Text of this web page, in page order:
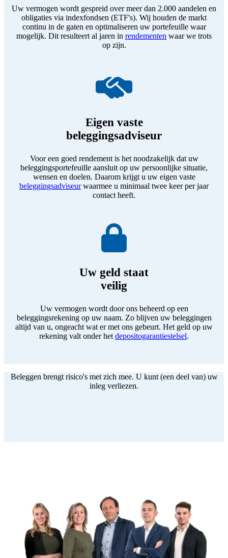
Uw vermogen wordt gespreid over meer dan 2.000 aandelen en
obligaties via indexfondsen (ETF's). Wij houden de markt
continu in de gaten en optimaliseren uw portefeuille waar
mogelijk. Dit resulteert al jaren in rendementen waar we trots
op zijn.
Eigen vaste
beleggingsadviseur
Voor een goed rendement is het noodzakelijk dat uw
beleggingsportefeuille aansluit op uw persoonlijke situatie,
wensen en doelen. Daarom krijgt u uw eigen vaste
beleggingsadviseurwaarmee u minimaal twee keer per jaar
contact heeft.
Uw geld staat
veilig
Uw vermogen wordt door ons beheerd op een
beleggingsrekening op uw naam. Zo blijven uw beleggingen
altijd van u, ongeacht wat er met ons gebeurt. Het geld op uw
rekening valt onder het depositogarantiestelsel.
Beleggen brengt risico's met zich mee. U kunt (een deel van) uw
inleg verliezen.